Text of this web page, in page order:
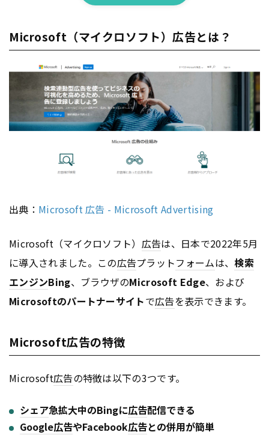
Microsoft（マイクロソフト）広告とは？
出典： Microsoft 広告 - Microsoft Advertising
Microsoft（マイクロソフト） 広告は、日本で2022年5月
に導入されました。この広告プラットフォームは、検索
エンジンBing、ブラウザのMicrosoft Edge、および
Microsoftのパートナーサイトで広告を表示できます。
Microsoft広告の特徴
Microsoft広告の特徴は以下の3つです。
シェア急拡大中のBingに広告配信できる
Google広告やFacebook広告との併用が簡単